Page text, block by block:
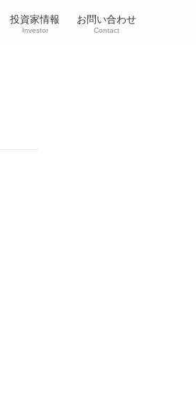
投資家情報
Investor
お問い合わせ
Contact